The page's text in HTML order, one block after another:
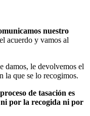
nuestro
acuerdo y vamos al
damos, le devolvemos el
la que se lo recogimos.
de tasación es
por la recogida ni por